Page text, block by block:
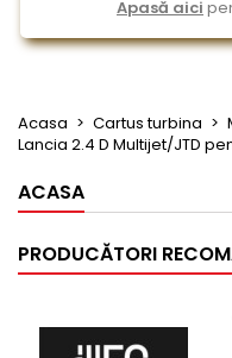
Apasă aici
Acasa Cartus turbina
Lancia 2.4 D Multijet/JTD
ACASA
PRODUCĂTORI